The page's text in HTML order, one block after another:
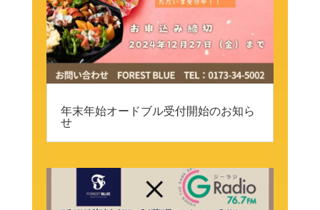
年末年始オードブル受付開始のお知ら
せ